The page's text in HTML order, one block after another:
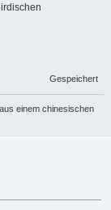
Gespeichert
einem chinesischen